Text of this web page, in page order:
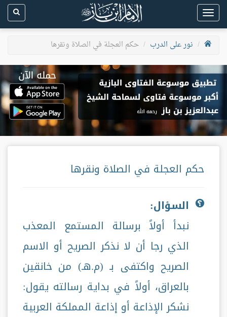
Toggle
navigation
نور على الدرب
حكم العجلة في الصلاة ونقرها
حكم العجلة في الصلاة ونقرها
السؤال:
نبدأ أولاً برسالة المستمع المعذب
الذي رجا أن لا نذكر الصريح أو الاسم
الصريح واكتفى بـ (م.هـ) من خانقين
بالعراق، أولاً في بداية رسالته يقول:
نشكر الإذاعة أو إذاعة المملكة العربية